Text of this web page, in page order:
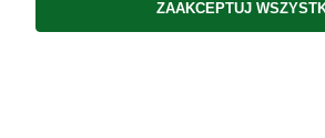
ZAAKCEPTUJ